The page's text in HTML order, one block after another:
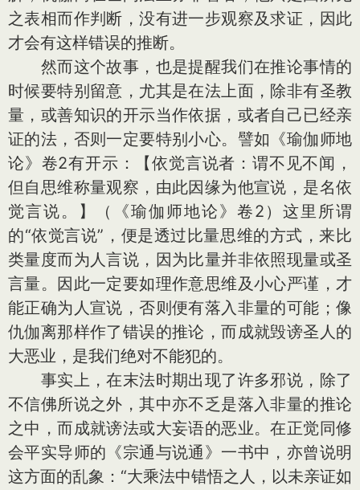
之表相而作判断，没有进一步观察及求证，因此
才会有这样错误的推断。
然而这个故事，也是提醒我们在推论事情的
时候要特别留意，尤其是在法上面，除非有圣教
量，或善知识的开示当作依据，或者自己已经亲
证的法，否则一定要特别小心。譬如《瑜伽师地
论》卷2有开示：【依觉言说者：谓不见不闻，
但自思维称量观察，由此因缘为他宣说，是名依
觉言说。】（《瑜伽师地论》卷2）这里所谓
的“依觉言说”，便是透过比量思维的方式，来比
类量度而为人言说，因为比量并非依照现量或圣
言量。因此一定要如理作意思维及小心严谨，才
能正确为人宣说，否则便有落入非量的可能；像
仇伽离那样作了错误的推论，而成就毁谤圣人的
大恶业，是我们绝对不能犯的。
事实上，在末法时期出现了许多邪说，除了
不信佛所说之外，其中亦不乏是落入非量的推论
之中，而成就谤法或大妄语的恶业。在正觉同修
会平实导师的《宗通与说通》一书中，亦曾说明
这方面的乱象：“大乘法中错悟之人，以未亲证如